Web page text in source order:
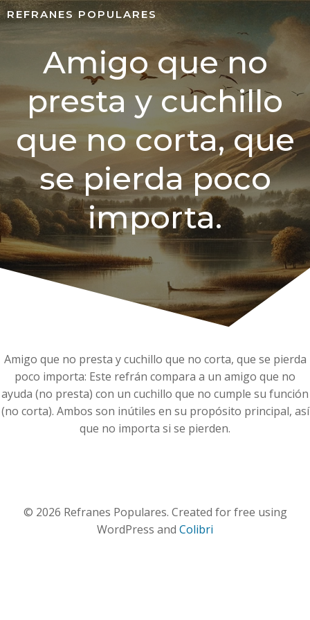
REFRANES POPULARES
Amigo que no
presta y cuchillo
que no corta, que
se pierda poco
importa.
Amigo que no presta y cuchillo que no corta, que se pierda
poco importa: Este refrán compara a un amigo que no
ayuda (no presta) con un cuchillo que no cumple su función
(no corta). Ambos son inútiles en su propósito principal, así
que no importa si se pierden.
© 2026 Refranes Populares. Created for free using
WordPress and Colibri